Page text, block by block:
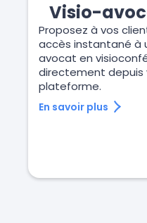
Visio-
Proposez à vos
accès instantané à
avocat en
directement depuis
plateforme.
En savoir plus